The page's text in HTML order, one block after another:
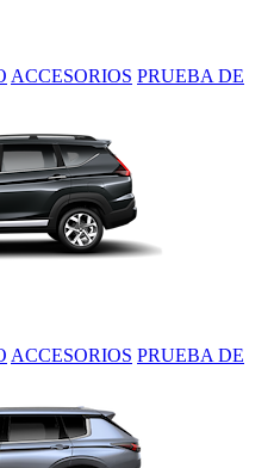
ACCESORIOS PRUEBA DE
ACCESORIOS PRUEBA DE